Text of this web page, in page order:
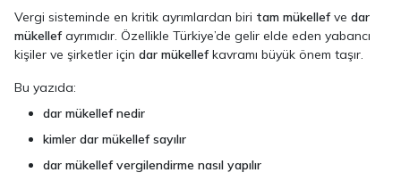
Vergi sisteminde en kritik ayrımlardan biri tam mükellefve dar
mükellefayrımıdır. Özellikle Türkiye’de gelir elde eden yabancı
kişiler ve şirketler için dar mükellefkavramı büyük önem taşır.
Bu yazıda:
dar mükellef nedir
kimler dar mükellef sayılır
dar mükellef vergilendirme nasıl yapılır